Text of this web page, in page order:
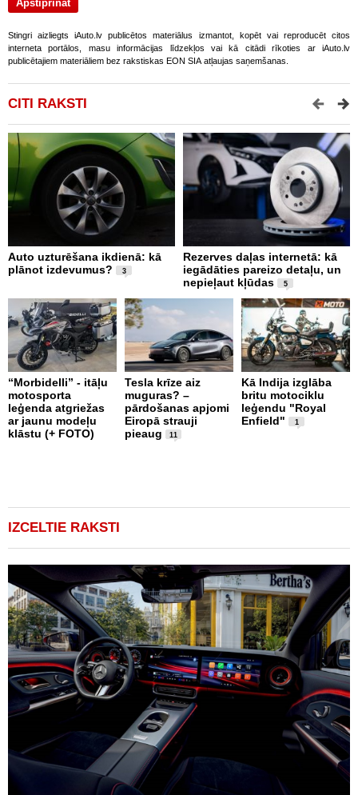
Stingri aizliegts iAuto.lv publicētos materiālus izmantot, kopēt vai reproducēt citos
interneta portālos, masu informācijas līdzekļos vai kā citādi rīkoties ar iAuto.lv
publicētajiem materiāliem bez rakstiskas EON SIA atļaujas saņemšanas.
CITI RAKSTI
Auto uzturēšana ikdienā: kā
plānot izdevumus?
3
Rezerves daļas internetā: kā
iegādāties pareizo detaļu, un
nepieļaut kļūdas
5
“Morbidelli” - itāļu
motosporta
leģenda atgriežas
ar jaunu modeļu
klāstu (+ FOTO)
Tesla krīze aiz
muguras? –
pārdošanas apjomi
Eiropā strauji
pieaug
11
Kā Indija izglāba
britu motociklu
leģendu "Royal
Enfield"
1
IZCELTIE RAKSTI